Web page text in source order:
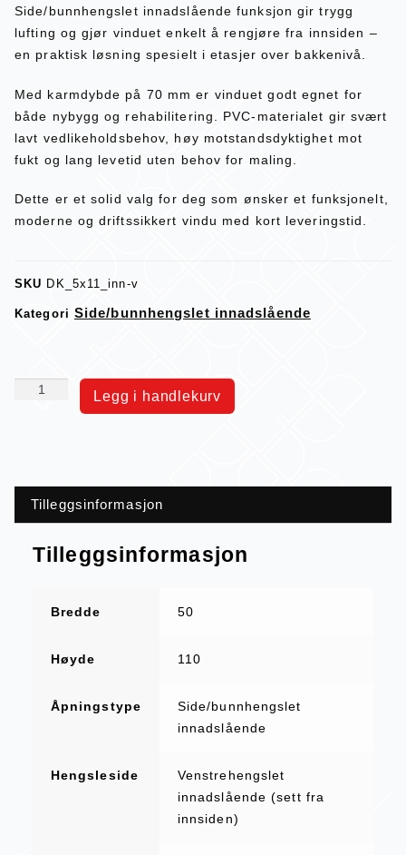
Side/bunnhengslet innadslående funksjon gir trygg
lufting og gjør vinduet enkelt å rengjøre fra innsiden –
en praktisk løsning spesielt i etasjer over bakkenivå.
Med karmdybde på 70 mm er vinduet godt egnet for
både nybygg og rehabilitering. PVC-materialet gir svært
lavt vedlikeholdsbehov, høy motstandsdyktighet mot
fukt og lang levetid uten behov for maling.
Dette er et solid valg for deg som ønsker et funksjonelt,
moderne og driftssikkert vindu med kort leveringstid.
SKU DK_5x11_inn-v
Kategori Side/bunnhengslet innadslående
Legg i handlekurv
Tilleggsinformasjon
Tilleggsinformasjon
Bredde 50
Høyde 110
Åpningstype
Side/bunnhengslet
innadslående
Hengsleside
Venstrehengslet
innadslående (sett fra
innsiden)